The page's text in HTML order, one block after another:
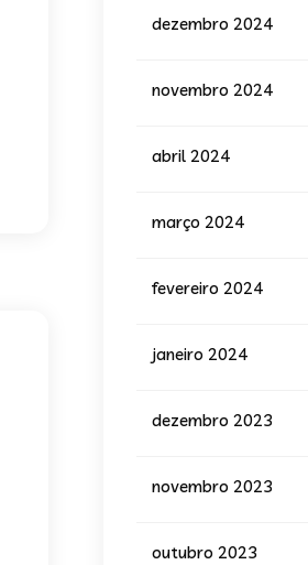
dezembro 2024
novembro 2024
abril 2024
março 2024
fevereiro 2024
janeiro 2024
dezembro 2023
novembro 2023
outubro 2023